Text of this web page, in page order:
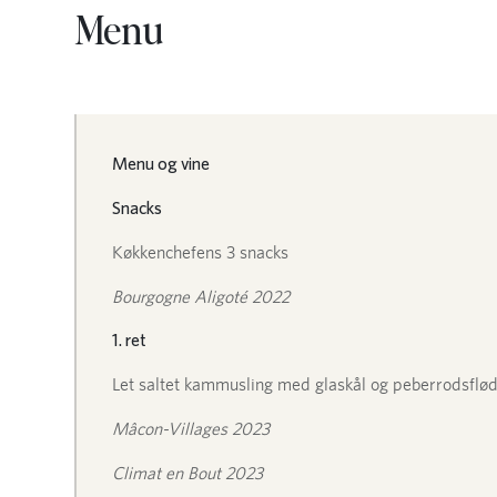
Menu
Menu og vine
Snacks
Køkkenchefens 3 snacks
Bourgogne Aligoté 2022
1. ret
Let saltet kammusling med glaskål og
Mâcon-Villages 2023
Climat en Bout 2023